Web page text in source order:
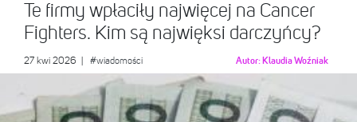
Te firmy wpłaciły najwięcej na Cancer
Fighters. Kim są najwięksi darczyńcy?
27 kwi 2026 #wiadomości Autor: Klaudia Woźniak